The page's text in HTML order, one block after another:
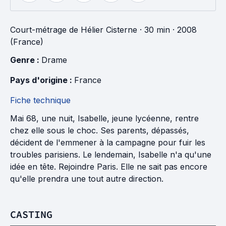
Court-métrage de Hélier Cisterne · 30 min · 2008
(France)
Genre : Drame
Pays d'origine : France
Fiche technique
Mai 68, une nuit, Isabelle, jeune lycéenne, rentre
chez elle sous le choc. Ses parents, dépassés,
décident de l'emmener à la campagne pour fuir les
troubles parisiens. Le lendemain, Isabelle n'a qu'une
idée en tête. Rejoindre Paris. Elle ne sait pas encore
qu'elle prendra une tout autre direction.
CASTING